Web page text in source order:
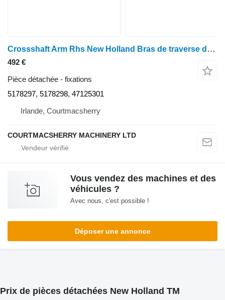
Crossshaft Arm Rhs New Holland Bras de traverse droit pour boîtier MXM120 (TM150, TM155, 5178297, 5178298) pour tracteur à roues New Holland Tm150, Tm155, Case Mxm120
492 €
Pièce détachée - fixations
5178297, 5178298, 47125301
Irlande, Courtmacsherry
COURTMACSHERRY MACHINERY LTD
Vous vendez des machines et des
véhicules ?
Avec nous, c'est possible !
Déposer une annonce
Prix de pièces détachées New Holland TM